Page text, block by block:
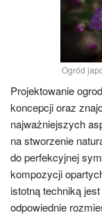
Ogród
Projektowanie
koncepcji oraz
najważniejszych
na stworzenie
do perfekcyjnej
kompozycji
istotną techniką
odpowiednie